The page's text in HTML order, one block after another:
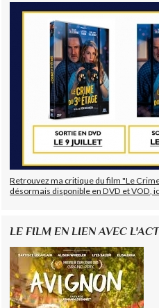
Retrouvez ma critique du film "Le
désormais disponible en DVD et VOD,
LE FILM EN LIEN AVEC